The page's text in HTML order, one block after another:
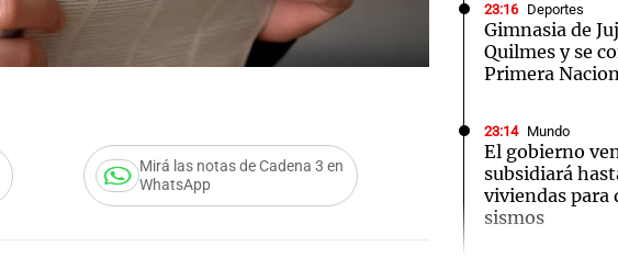
Mirá las notas de Cadena 3 en
WhatsApp
23:16 Deportes
Gimnasia de
Quilmes y se
Primera
23:14 Mundo
El gobierno
subsidiará
viviendas para
sismos